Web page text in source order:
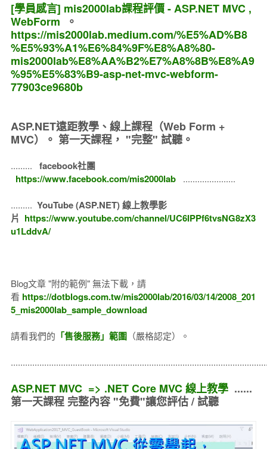
[學員感言] mis2000lab課程評價 - ASP.NET MVC ,
WebForm 。
https://mis2000lab.medium.com/%E5%AD%B8
%E5%93%A1%E6%84%9F%E8%A8%80-
mis2000lab%E8%AA%B2%E7%A8%8B%E8%A9
%95%E5%83%B9-asp-net-mvc-webform-
77903ce9680b
ASP.NET遠距教學、線上課程（Web Form +
MVC）。 第一天課程， "完整" 試聽。
.........
facebook社團
https://www.facebook.com/mis2000lab
......................
......... YouTube (ASP.NET) 線上教學影
片 https://www.youtube.com/channel/UC6IPPf6tvsNG8zX3
u1LddvA/
Blog文章 "附的範例" 無法下載，請
看 https://dotblogs.com.tw/mis2000lab/2016/03/14/2008_201
5_mis2000lab_sample_download
請看我們的 「售後服務」範圍（嚴格認定）。
ASP.NET MVC => .NET Core MVC 線上教學......
第一天課程 完整內容 "免費"讓您評估 / 試聽